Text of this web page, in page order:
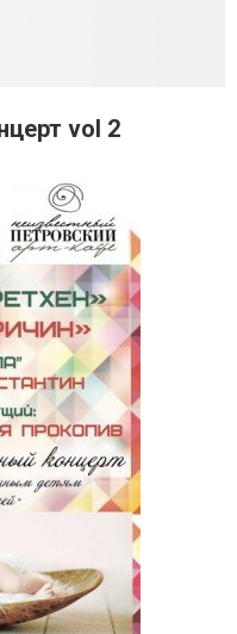
vol 2